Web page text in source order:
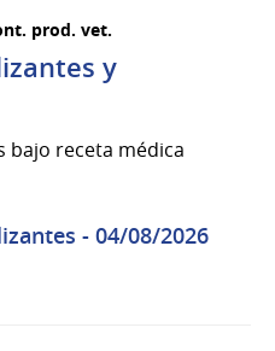
prod. vet.
y
bajo receta médica
- 04/08/2026